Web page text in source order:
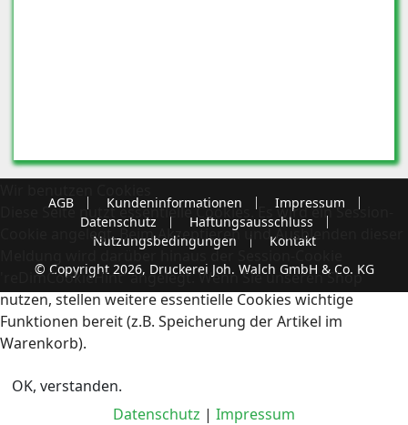
AGB Kundeninformationen
Impressum
Datenschutz
Haftungsausschluss
Nutzungsbedingungen
Kontakt
© Copyright 2026, Druckerei Joh. Walch GmbH & Co. KG
Diese Seite nutzt essentielle Cookies. Es wird ein Session-
Cookie angelegt. Beim Akzeptieren und Ausblenden dieser
Meldung wird darüber hinaus der Session-Cookie
'reDimCookieHint' angelegt. Wenn Sie unseren Shop
nutzen, stellen weitere essentielle Cookies wichtige
Funktionen bereit (z.B. Speicherung der Artikel im
Warenkorb).
OK, verstanden.
Datenschutz | Impressum